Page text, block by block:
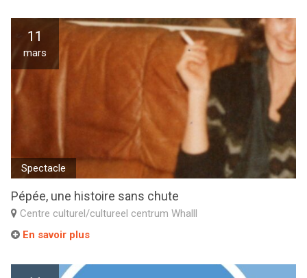
11
mars
Spectacle
Pépée, une histoire sans chute
Centre culturel/cultureel centrum Whalll
En savoir plus